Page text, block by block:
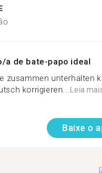
a de bate-papo ideal
zusammen unterhalten
korrigieren...Leia
Baixe o